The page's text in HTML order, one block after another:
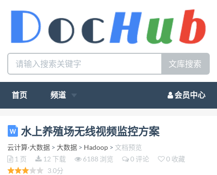
文库搜索
首页 频道 会员中心
水上养殖场无线视频监控方案 无线监控系统具有良好
的兼容性、方便的可扩展性、支持多用户分布式管
理，无需复制 的布 线，只需两点之间可视无阻挡，
即可进行远距离数据传输，非常适合不方便布线的众
水上养殖场无线视频监控方案
云计算·大数据 > 大数据 > Hadoop > 文档预览
1 页
12 下载 6188 浏览 0 评论
0 收藏
3.0分